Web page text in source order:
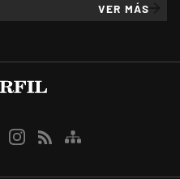
VER MÁS